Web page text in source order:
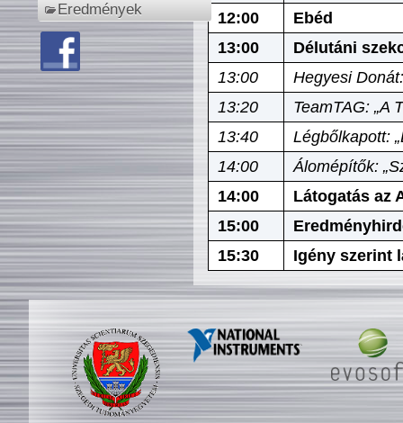
Eredmények
12:00
Ebéd
13:00
Délutáni
13:00
Hegyesi
13:20
TeamTAG: „A
13:40
Légbőlkapott:
14:00
Álomépítők:
14:00
Látogatás az
15:00
15:30
Igény szerint